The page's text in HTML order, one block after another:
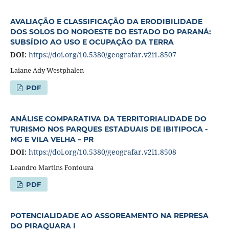
AVALIAÇÃO E CLASSIFICAÇÃO DA ERODIBILIDADE
DOS SOLOS DO NOROESTE DO ESTADO DO PARANÁ:
SUBSÍDIO AO USO E OCUPAÇÃO DA TERRA
DOI: https://doi.org/10.5380/geografar.v2i1.8507
Laiane Ady Westphalen
PDF
ANÁLISE COMPARATIVA DA TERRITORIALIDADE DO
TURISMO NOS PARQUES ESTADUAIS DE IBITIPOCA -
MG E VILA VELHA – PR
DOI: https://doi.org/10.5380/geografar.v2i1.8508
Leandro Martins Fontoura
PDF
POTENCIALIDADE AO ASSOREAMENTO NA REPRESA
DO PIRAQUARA I